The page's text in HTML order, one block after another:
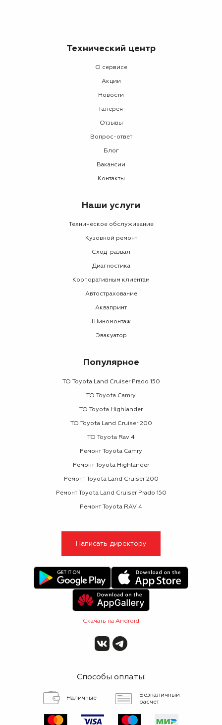
Технический центр
О сервисе
Акции
Новости
Галерея
Отзывы
Вопрос-ответ
Блог
Вакансии
Контакты
Наши услуги
Техническое обслуживание
Кузовной ремонт
Сход-развал
Диагностика
Корпоративным клиентам
Автострахование
Аквапринт
Шиномонтаж
Эвакуатор
Популярное
ТО Toyota Land Cruiser Prado 150
ТО Toyota Camry
ТО Toyota Highlander
ТО Toyota Land Cruiser 200
ТО Toyota Rav 4
Ремонт Toyota Camry
Ремонт Toyota Highlander
Ремонт Toyota Land Cruiser 200
Ремонт Toyota Land Cruiser Prado 150
Ремонт Toyota RAV 4
Написать директору
Скачать на Android
Способы оплаты:
Наличные
Безналичный
расчет